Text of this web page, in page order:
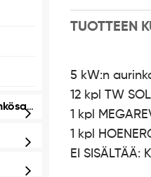
TUOTTEEN
5 kW:n
12 kpl TW
1 kpl
1 kpl
EI